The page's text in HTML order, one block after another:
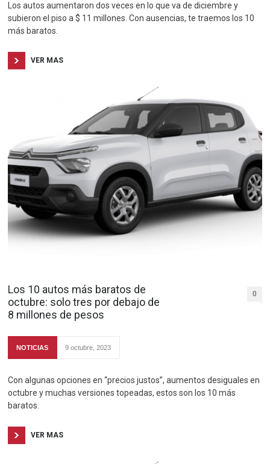
Los autos aumentaron dos veces en lo que va de diciembre y
subieron el piso a $ 11 millones. Con ausencias, te traemos los 10
más baratos.
VER MAS
Los 10 autos más baratos de
octubre: solo tres por debajo de
8 millones de pesos
0
NOTICIAS 9 octubre, 2023
Con algunas opciones en “precios justos”, aumentos desiguales en
octubre y muchas versiones topeadas, estos son los 10 más
baratos.
VER MAS